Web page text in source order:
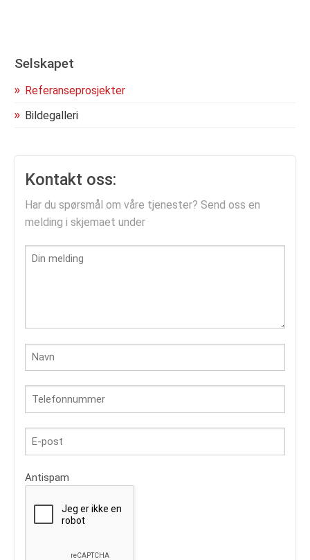
Selskapet
Referanseprosjekter
Bildegalleri
Kontakt oss:
Har du spørsmål om våre tjenester? Send oss en
melding i skjemaet under
Antispam